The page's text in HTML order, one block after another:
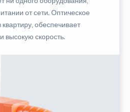
от сети. Оптическое
обеспечивает
высокую скорость.